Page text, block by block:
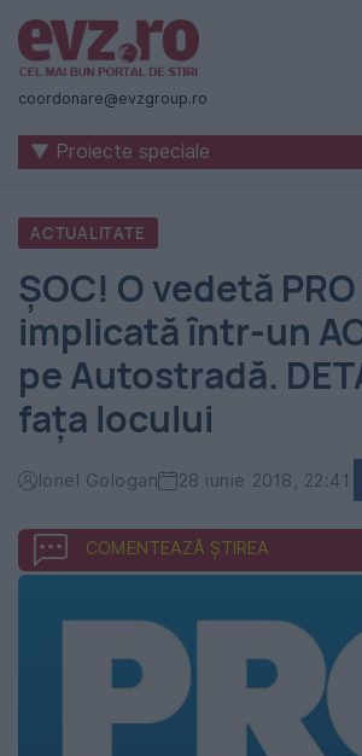
Știri
naționale
internaționale
România
-
Evenimentul
Zilei
coordonare@evzgroup.ro
▼ Proiecte speciale
ACTUALITATE
ȘOC! O vedetă
implicată într-un
pe Autostradă.
fața locului
Ionel Gologan 28 iunie 2018, 22:41
COMENTEAZĂ ȘTIREA